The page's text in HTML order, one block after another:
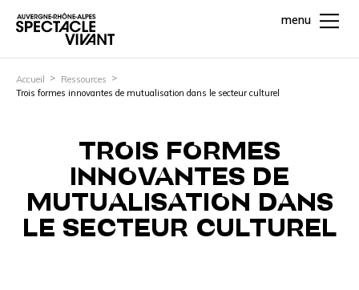
menu
Accueil
Ressources
Trois formes innovantes de mutualisation dans le secteur culturel
TROIS FORMES
INNOVANTES DE
MUTUALISATION DANS
LE SECTEUR CULTUREL